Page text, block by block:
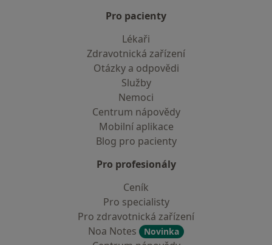
Pro pacienty
Lékaři
Zdravotnická zařízení
Otázky a odpovědi
Služby
Nemoci
Centrum nápovědy
Mobilní aplikace
Blog pro pacienty
Pro profesionály
Ceník
Pro specialisty
Pro zdravotnická zařízení
Noa Notes
Novinka